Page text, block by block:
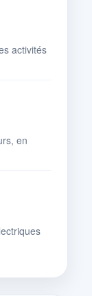
activités
en